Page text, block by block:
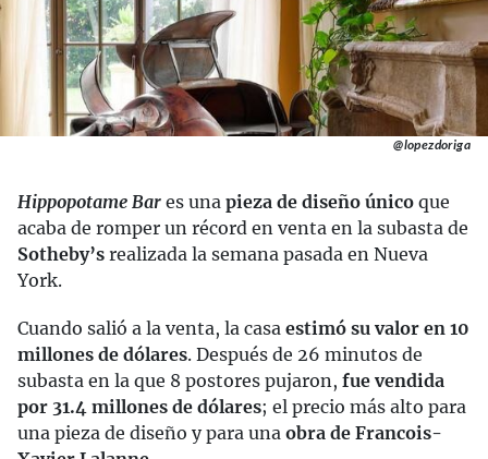
@lopezdoriga
Hippopotame Bar es una pieza de diseño único que
acaba de romper un récord en venta en la subasta de
Sotheby’s realizada la semana pasada en Nueva
York.
Cuando salió a la venta, la casa estimó su valor en 10
millones de dólares. Después de 26 minutos de
subasta en la que 8 postores pujaron, fue vendida
por 31.4 millones de dólares; el precio más alto para
una pieza de diseño y para una obra de Francois-